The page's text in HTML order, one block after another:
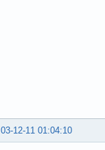
03-12-11 01:04:10